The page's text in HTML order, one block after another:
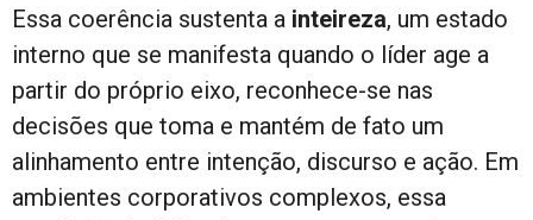
Essa coerência sustenta a inteireza, um estado
interno que se manifesta quando o líder age a
partir do próprio eixo, reconhece-se nas
decisões que toma e mantém de fato um
alinhamento entre intenção, discurso e ação. Em
ambientes corporativos complexos, essa